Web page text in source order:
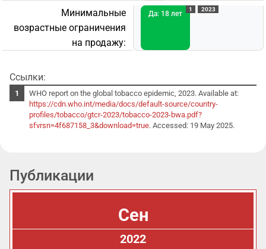
Минимальные
возрастные ограничения
на продажу:
Да: 18 лет
1 2023
Ссылки:
WHO report on the global tobacco epidemic, 2023. Available at:
https://cdn.who.int/media/docs/default-source/country-
profiles/tobacco/gtcr-2023/tobacco-2023-bwa.pdf?
sfvrsn=4f687158_3&download=true. Accessed: 19 May 2025.
Публикации
Сен
2022